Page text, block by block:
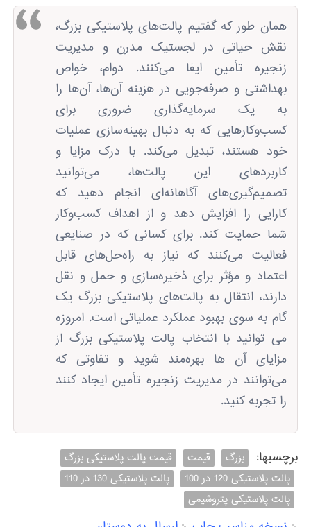
همان طور که گفتیم پالت‌های پلاستیکی بزرگ،
نقش حیاتی در لجستیک مدرن و مدیریت
زنجیره تأمین ایفا می‌کنند. دوام، خواص
بهداشتی و صرفه‌جویی در هزینه آن‌ها، آن‌ها را
به یک سرمایه‌گذاری ضروری برای
کسب‌وکارهایی که به دنبال بهینه‌سازی عملیات
خود هستند، تبدیل می‌کند. با درک مزایا و
کاربردهای این پالت‌ها، می‌توانید
تصمیم‌گیری‌های آگاهانه‌ای انجام دهید که
کارایی را افزایش دهد و از اهداف کسب‌وکار
شما حمایت کند. برای کسانی که در صنایعی
فعالیت می‌کنند که نیاز به راه‌حل‌های قابل
اعتماد و مؤثر برای ذخیره‌سازی و حمل و نقل
دارند، انتقال به پالت‌های پلاستیکی بزرگ یک
گام به سوی بهبود عملکرد عملیاتی است. امروزه
می توانید با انتخاب پالت پلاستیکی بزرگ از
مزایای آن ها بهره‌مند شوید و تفاوتی که
می‌توانند در مدیریت زنجیره تأمین ایجاد کنند
را تجربه کنید.
برچسبها: بزرگ قیمت
قیمت پالت پلاستیکی بزرگ
پالت پلاستیکی 120 در 100
پالت پلاستیکی 130 در 110
پالت پلاستیکی پتروشیمی